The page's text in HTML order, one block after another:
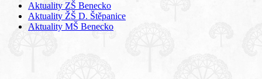
Aktuality ZŠ Benecko
Aktuality ŽŠ D. Štěpanice
Aktuality MŠ Benecko